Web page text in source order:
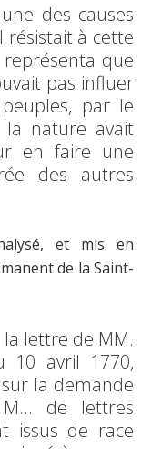
des causes
résistait à cette
que
pas influer
par le
la nature avait
en faire une
des autres
et mis en
de la Saint-
la lettre de MM.
10 avril 1770,
la demande
M… de lettres
issus de race